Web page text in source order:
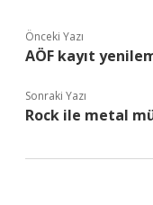
Önceki Yazı
AÖF kayıt
Sonraki Yazı
Rock ile metal